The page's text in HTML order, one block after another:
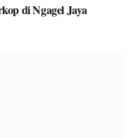
di Ngagel Jaya